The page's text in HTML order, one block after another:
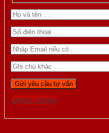
Gọi 0976.169.864